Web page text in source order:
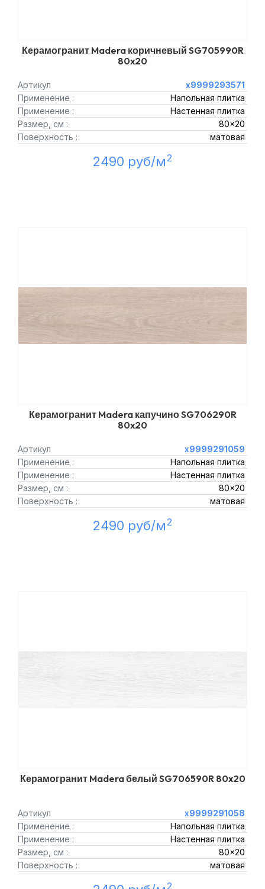
Керамогранит Madera коричневый SG705990R
80x20
Артикул
х9999293571
Применение :
Напольная плитка
Применение :
Настенная плитка
Размер, см :
80x20
Поверхность :
матовая
2490 руб/м2
Керамогранит Madera капучино SG706290R
80x20
Артикул
х9999291059
Применение :
Напольная плитка
Применение :
Настенная плитка
Размер, см :
80x20
Поверхность :
матовая
2490 руб/м2
Керамогранит Madera белый SG706590R 80x20
Артикул
х9999291058
Применение :
Напольная плитка
Применение :
Настенная плитка
Размер, см :
80x20
Поверхность :
матовая
2